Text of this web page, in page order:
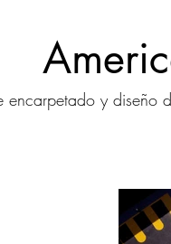
encarpetado y diseño